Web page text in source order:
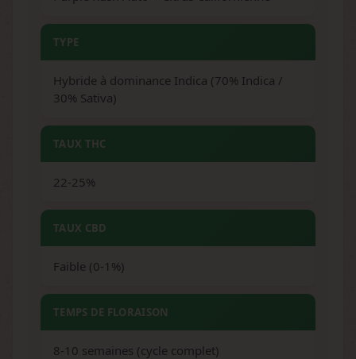
TYPE
Hybride à dominance Indica (70% Indica /
30% Sativa)
TAUX THC
22-25%
TAUX CBD
Faible (0-1%)
TEMPS DE FLORAISON
8-10 semaines (cycle complet)